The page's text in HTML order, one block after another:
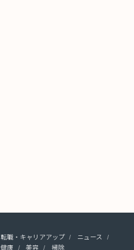
転職・キャリアアップ
ニュース
健康 美容 掃除